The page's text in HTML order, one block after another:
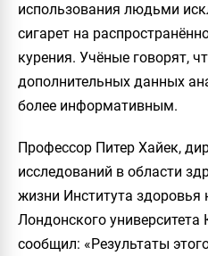
использования людьми
сигарет на
курения. Учёные говорят,
дополнительных данных
более информативным.
Профессор Питер Хайек,
исследований в области
жизни Института здоровья
Лондонского
сообщил: «Результаты